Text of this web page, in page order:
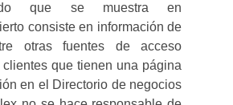
que se muestra en
consiste en información de
otras fuentes de acceso
que tienen una página
en el Directorio de negocios